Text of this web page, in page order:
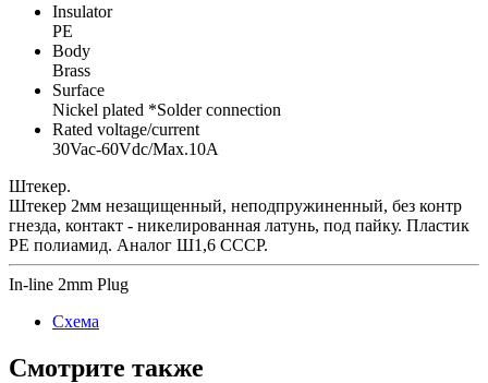
Insulator
PE
Body
Brass
Surface
Nickel plated *Solder connection
Rated voltage/current
30Vac-60Vdc/Max.10A
Штекер.
Штекер 2мм незащищенный, неподпружиненный, без контр
гнезда, контакт - никелированная латунь, под пайку. Пластик
PE полиамид. Аналог Ш1,6 СССР.
In-line 2mm Plug
Схема
Смотрите также